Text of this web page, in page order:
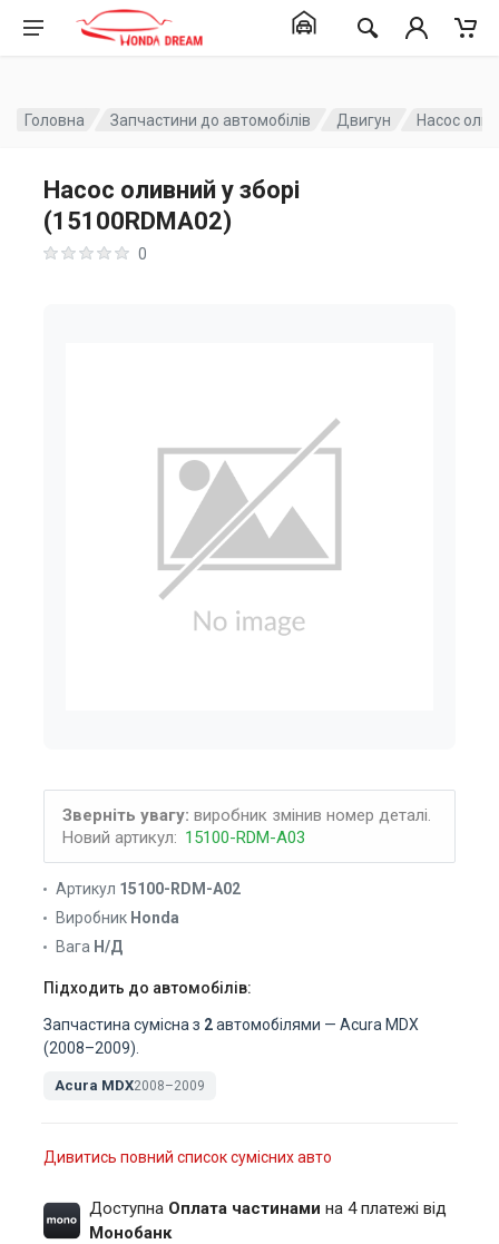
Головна Запчастини до автомобілів Двигун Насос
Насос оливний у зборі
(15100RDMA02)
0
Зверніть увагу: виробник змінив номер деталі.
Новий артикул: 15100-RDM-A03
Артикул 15100-RDM-A02
Виробник Honda
Вага Н/Д
Підходить до автомобілів:
Запчастина сумісна з 2автомобілями — Acura MDX
(2008–2009).
Acura MDX2008–2009
Дивитись повний список сумісних авто
Доступна Оплата частинами на 4 платежі від
Монобанк